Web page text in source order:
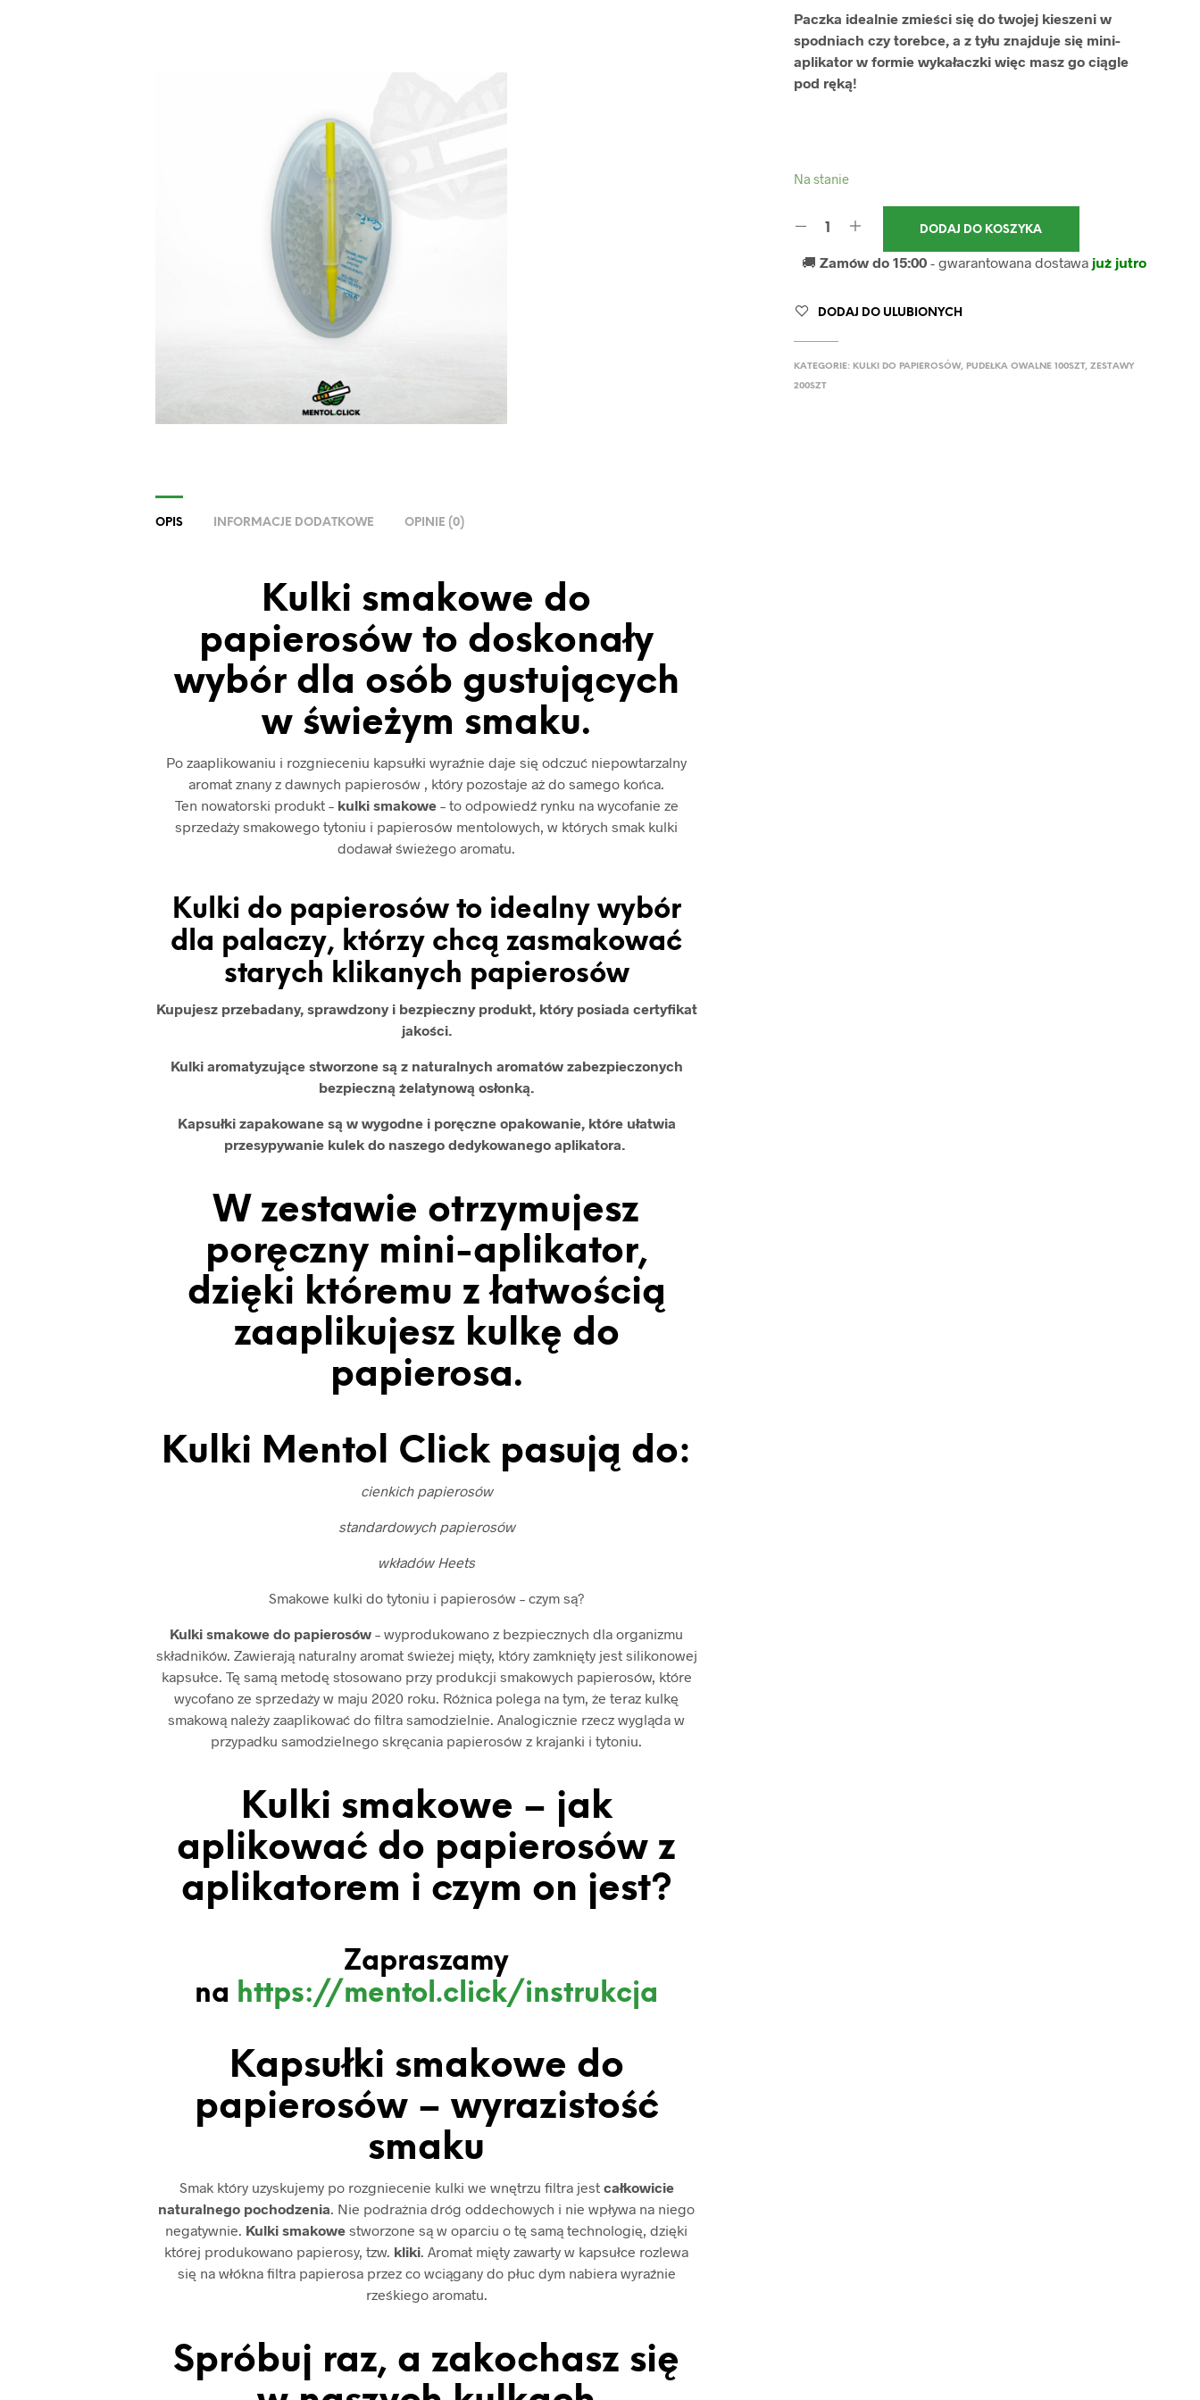
Paczka idealnie zmieści się do twojej kieszeni w
spodniach czy torebce, a z tyłu znajduje się mini-
aplikator w formie wykałaczki więc masz go ciągle
pod ręką!
Na stanie
DODAJ DO KOSZYKA
🚚Zamów do 15:00 - gwarantowana dostawa już jutro
DODAJ DO ULUBIONYCH
KATEGORIE: KULKI DO PAPIEROSÓW, PUDEŁKA OWALNE 100SZT, ZESTAWY
200SZT
OPIS INFORMACJE DODATKOWE OPINIE (0)
Kulki smakowe do
papierosów to doskonały
wybór dla osób gustujących
w świeżym smaku.
Po zaaplikowaniu i rozgnieceniu kapsułki wyraźnie daje się odczuć niepowtarzalny
aromat znany z dawnych papierosów , który pozostaje aż do samego końca.
Ten nowatorski produkt – kulki smakowe– to odpowiedź rynku na wycofanie ze
sprzedaży smakowego tytoniu i papierosów mentolowych, w których smak kulki
dodawał świeżego aromatu.
Kulki do papierosów to idealny wybór
dla palaczy, którzy chcą zasmakować
starych klikanych papierosów
Kupujesz przebadany, sprawdzony i bezpieczny produkt, który posiada certyfikat
jakości.
Kulki aromatyzujące stworzone są z naturalnych aromatów zabezpieczonych
bezpieczną żelatynową osłonką.
Kapsułki zapakowane są w wygodne i poręczne opakowanie, które ułatwia
przesypywanie kulek do naszego dedykowanego aplikatora.
W zestawie otrzymujesz
poręczny mini-aplikator,
dzięki któremu z łatwością
zaaplikujesz kulkę do
papierosa.
Kulki Mentol Click pasują do:
cienkich papierosów
standardowych papierosów
wkładów Heets
Smakowe kulki do tytoniu i papierosów – czym są?
Kulki smakowe do papierosów – wyprodukowano z bezpiecznych dla organizmu
składników. Zawierają naturalny aromat świeżej mięty, który zamknięty jest silikonowej
kapsułce. Tę samą metodę stosowano przy produkcji smakowych papierosów, które
wycofano ze sprzedaży w maju 2020 roku. Różnica polega na tym, że teraz kulkę
smakową należy zaaplikować do filtra samodzielnie. Analogicznie rzecz wygląda w
przypadku samodzielnego skręcania papierosów z krajanki i tytoniu.
Kulki smakowe – jak
aplikować do papierosów z
aplikatorem i czym on jest?
Zapraszamy
na https://mentol.click/instrukcja
Kapsułki smakowe do
papierosów – wyrazistość
smaku
Smak który uzyskujemy po rozgniecenie kulki we wnętrzu filtra jest całkowicie
naturalnego pochodzenia. Nie podrażnia dróg oddechowych i nie wpływa na niego
negatywnie. Kulki smakowe stworzone są w oparciu o tę samą technologię, dzięki
której produkowano papierosy, tzw. kliki. Aromat mięty zawarty w kapsułce rozlewa
się na włókna filtra papierosa przez co wciągany do płuc dym nabiera wyraźnie
rześkiego aromatu.
Spróbuj raz, a zakochasz się